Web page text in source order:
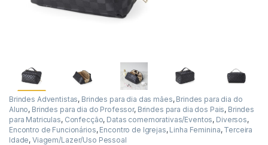
Brindes Adventistas, Brindes para dia das mães, Brindes para dia do
Aluno, Brindes para dia do Professor, Brindes para dia dos Pais, Brindes
para Matriculas, Confecção, Datas comemorativas/Eventos, Diversos,
Encontro de Funcionários, Encontro de Igrejas, Linha Feminina, Terceira
Idade,Viagem/Lazer/Uso Pessoal